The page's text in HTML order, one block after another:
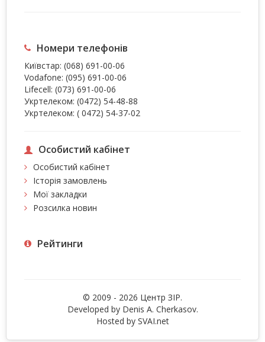
Номери телефонів
Київстар: (068) 691-00-06
Vodafone: (095) 691-00-06
Lifecell: (073) 691-00-06
Укртелеком: (0472) 54-48-88
Укртелеком: ( 0472) 54-37-02
Особистий кабінет
Особистий кабінет
Історія замовлень
Мої закладки
Розсилка новин
Рейтинги
© 2009 - 2026 Центр ЗIР.
Developed by Denis A. Cherkasov.
Hosted by SVAI.net